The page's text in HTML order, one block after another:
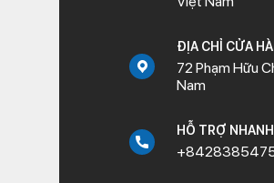
ĐỊA CHỈ CỬA
72 Phạm Hữu
Nam
HỖ TRỢ NHANH